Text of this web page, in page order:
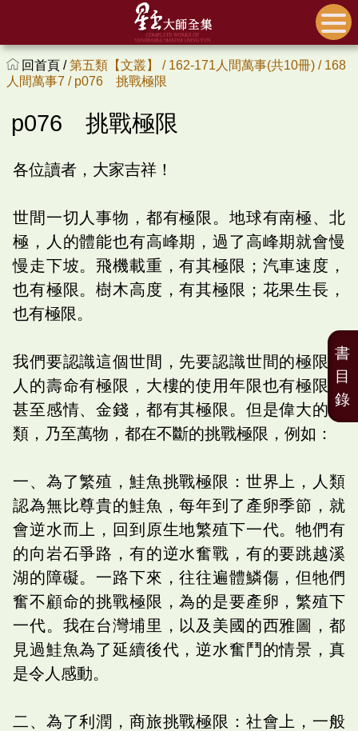
回首頁 /第五類【文叢】 / 162-171人間萬事(共10冊) / 168
人間萬事7 / p076 挑戰極限
p076 挑戰極限
各位讀者，大家吉祥！
世間一切人事物，都有極限。地球有南極、北
極，人的體能也有高峰期，過了高峰期就會慢
慢走下坡。飛機載重，有其極限；汽車速度，
也有極限。樹木高度，有其極限；花果生長，
也有極限。
我們要認識這個世間，先要認識世間的極限。
人的壽命有極限，大樓的使用年限也有極限，
甚至感情、金錢，都有其極限。但是偉大的人
類，乃至萬物，都在不斷的挑戰極限，例如：
一、為了繁殖，鮭魚挑戰極限：世界上，人類
認為無比尊貴的鮭魚，每年到了產卵季節，就
會逆水而上，回到原生地繁殖下一代。牠們有
的向岩石爭路，有的逆水奮戰，有的要跳越溪
湖的障礙。一路下來，往往遍體鱗傷，但牠們
奮不顧命的挑戰極限，為的是要產卵，繁殖下
一代。我在台灣埔里，以及美國的西雅圖，都
見過鮭魚為了延續後代，逆水奮鬥的情景，真
是令人感動。
二、為了利潤，商旅挑戰極限：社會上，一般
書
目
錄